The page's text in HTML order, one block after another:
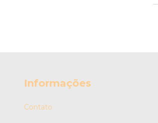
Informações
Contato